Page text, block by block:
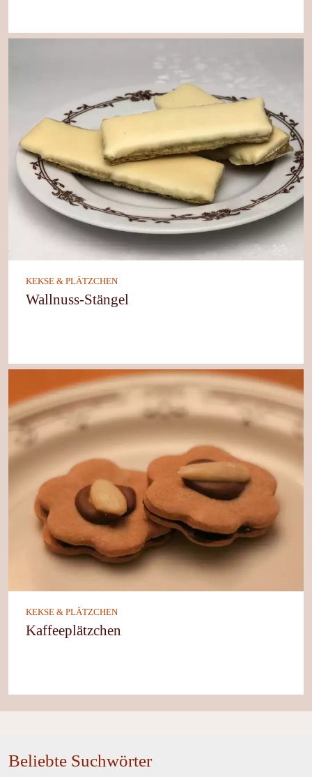
KEKSE & PLÄTZCHEN
Wallnuss-Stängel
KEKSE & PLÄTZCHEN
Kaffeeplätzchen
Beliebte Suchwörter